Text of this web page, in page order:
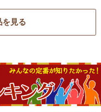
を見る